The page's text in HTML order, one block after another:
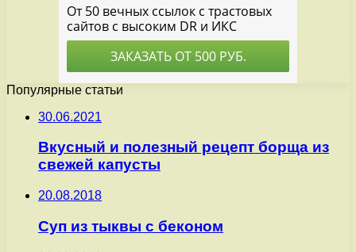
Популярные статьи
30.06.2021
Вкусный и полезный рецепт борща из
свежей капусты
20.08.2018
Суп из тыквы с беконом